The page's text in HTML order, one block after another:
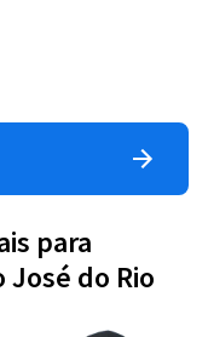
para
José do Rio